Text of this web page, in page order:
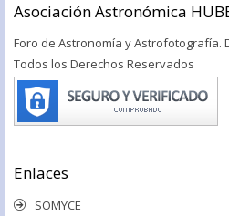
Asociación Astronómica
Foro de Astronomía y Astrofotografía.
Todos los Derechos Reservados
Enlaces
SOMYCE